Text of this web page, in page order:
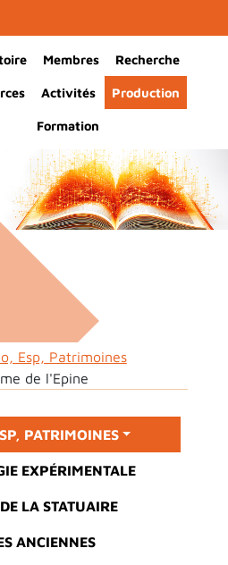
Membres Recherche
Activités Production
Formation
Esp, Patrimoines
de l'Epine
PATRIMOINES
EXPÉRIMENTALE
LA STATUAIRE
ANCIENNES